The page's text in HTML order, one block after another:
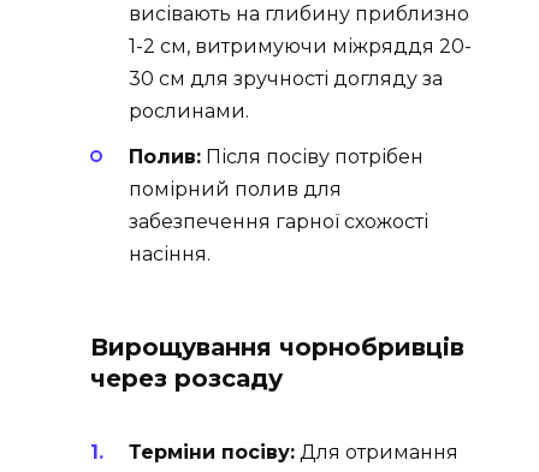
висівають на глибину приблизно
1-2 см, витримуючи міжряддя 20-
30 см для зручності догляду за
рослинами.
Полив: Після посіву потрібен
помірний полив для
забезпечення гарної схожості
насіння.
Вирощування чорнобривців
через розсаду
Терміни посіву: Для отримання